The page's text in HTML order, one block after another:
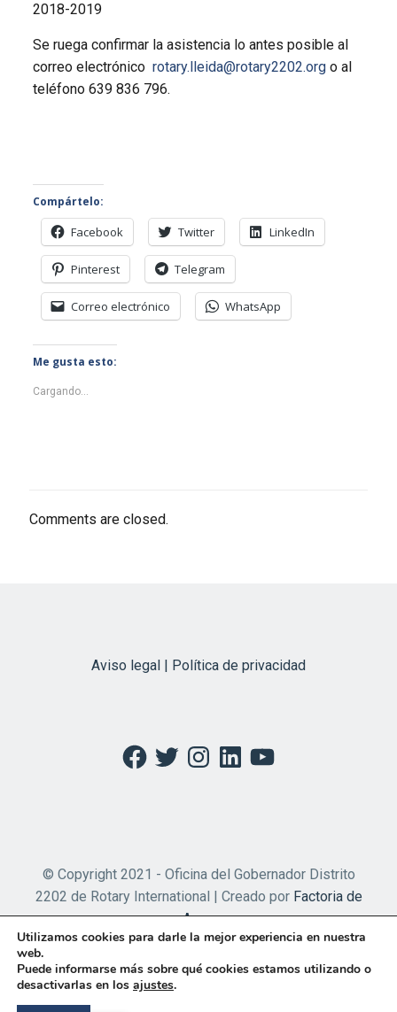
2018-2019
Se ruega confirmar la asistencia lo antes posible al
correo electrónico rotary.lleida@rotary2202.orgo al
teléfono 639 836 796.
Compártelo:
Facebook Twitter LinkedIn
Pinterest Telegram
Correo electrónico WhatsApp
Me gusta esto:
Cargando...
Comments are closed.
Aviso legal | Política de privacidad
Facebook
TwitterInstagramLinkedInYouTube
© Copyright 2021 - Oficina del Gobernador Distrito
2202 de Rotary International | Creado por Factoria de
Apps
Utilizamos cookies para darle la mejor experiencia en nuestra
web.
Puede informarse más sobre qué cookies estamos utilizando o
desactivarlas en los ajustes.